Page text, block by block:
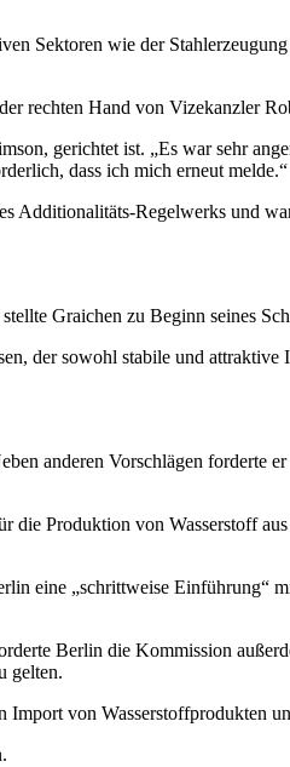
Sektoren wie der
rechten Hand von Vizekanzler
gerichtet ist. „Es war sehr
dass ich mich erneut melde.“
Additionalitäts-Regelwerks und
Graichen zu Beginn seines
der sowohl stabile und
anderen Vorschlägen forderte
Produktion von Wasserstoff aus
eine „schrittweise Einführung“
Berlin die Kommission
gelten.
von Wasserstoffprodukten